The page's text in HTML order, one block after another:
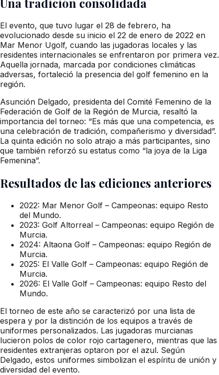
El evento, que tuvo lugar el 28 de febrero, ha
evolucionado desde su inicio el 22 de enero de 2022 en
Mar Menor Ugolf, cuando las jugadoras locales y las
residentes internacionales se enfrentaron por primera vez.
Aquella jornada, marcada por condiciones climáticas
adversas, fortaleció la presencia del golf femenino en la
región.
Asunción Delgado, presidenta del Comité Femenino de la
Federación de Golf de la Región de Murcia, resaltó la
importancia del torneo: “Es más que una competencia, es
una celebración de tradición, compañerismo y diversidad”.
La quinta edición no solo atrajo a más participantes, sino
que también reforzó su estatus como “la joya de la Liga
Femenina”.
Resultados de las ediciones anteriores
2022: Mar Menor Golf – Campeonas: equipo Resto
del Mundo.
2023: Golf Altorreal – Campeonas: equipo Región de
Murcia.
2024: Altaona Golf – Campeonas: equipo Región de
Murcia.
2025: El Valle Golf – Campeonas: equipo Región de
Murcia.
2026: El Valle Golf – Campeonas: equipo Resto del
Mundo.
El torneo de este año se caracterizó por una lista de
espera y por la distinción de los equipos a través de
uniformes personalizados. Las jugadoras murcianas
lucieron polos de color rojo cartagenero, mientras que las
residentes extranjeras optaron por el azul. Según
Delgado, estos uniformes simbolizan el espíritu de unión y
diversidad del evento.